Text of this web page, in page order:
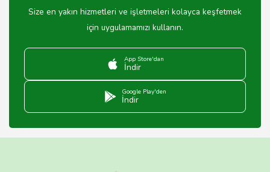
Size en yakın hizmetleri ve işletmeleri kolayca keşfetmek
için uygulamamızı kullanın.
App Store'dan
İndir
Google Play'den
İndir